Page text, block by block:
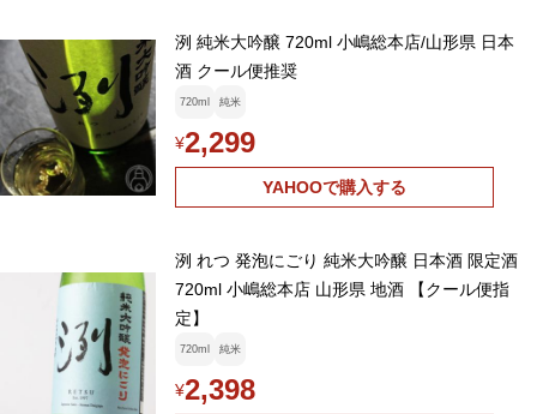
洌 純米大吟醸 720ml 小嶋総本店/山形県 日本
酒 クール便推奨
720ml 純米
¥2,299
YAHOOで購入する
洌 れつ 発泡にごり 純米大吟醸 日本酒 限定酒
720ml 小嶋総本店 山形県 地酒 【クール便指
定】
720ml 純米
¥2,398